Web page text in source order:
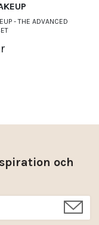
- THE ADVANCED
och